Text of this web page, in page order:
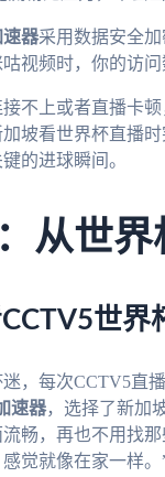
器采用数据安全
视频时，你的访
不上或者直播卡顿
坡看世界杯直播
的进球瞬间。
从世
世界
，每次CCTV5直
速器，选择了新加
畅，再也不用找
觉就像在家一样。